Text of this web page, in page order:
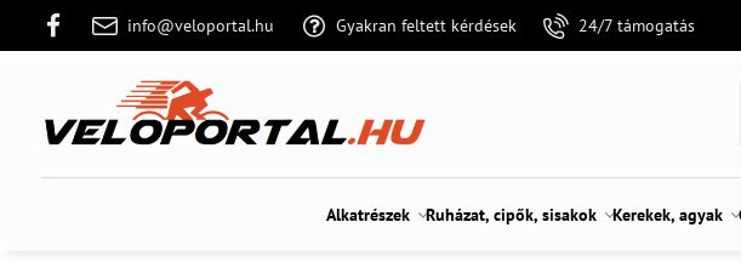
info@veloportal.hu Gyakran feltett kérdések 24/7 támogatás
Alkatrészek Ruházat, cipők, sisakok Kerekek, agyak